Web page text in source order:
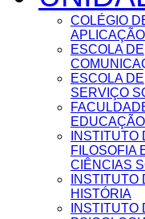
COLÉGIO
APLICAÇÃO
ESCOLA DE
ESCOLA DE
SERVIÇO
EDUCAÇÃO
INSTITUTO
FILOSOFIA
CIÊNCIAS
INSTITUTO
HISTÓRIA
INSTITUTO